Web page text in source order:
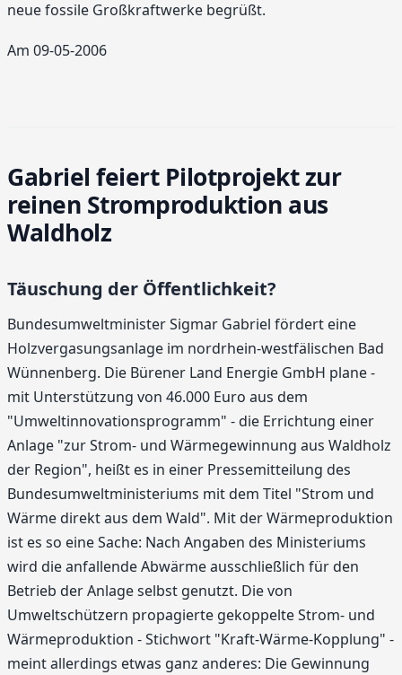
neue fossile Großkraftwerke begrüßt.
Am 09-05-2006
Gabriel feiert Pilotprojekt zur
reinen Stromproduktion aus
Waldholz
Täuschung der Öffentlichkeit?
Bundesumweltminister Sigmar Gabriel fördert eine
Holzvergasungsanlage im nordrhein-westfälischen Bad
Wünnenberg. Die Bürener Land Energie GmbH plane -
mit Unterstützung von 46.000 Euro aus dem
"Umweltinnovationsprogramm" - die Errichtung einer
Anlage "zur Strom- und Wärmegewinnung aus Waldholz
der Region", heißt es in einer Pressemitteilung des
Bundesumweltministeriums mit dem Titel "Strom und
Wärme direkt aus dem Wald". Mit der Wärmeproduktion
ist es so eine Sache: Nach Angaben des Ministeriums
wird die anfallende Abwärme ausschließlich für den
Betrieb der Anlage selbst genutzt. Die von
Umweltschützern propagierte gekoppelte Strom- und
Wärmeproduktion - Stichwort "Kraft-Wärme-Kopplung" -
meint allerdings etwas ganz anderes: Die Gewinnung